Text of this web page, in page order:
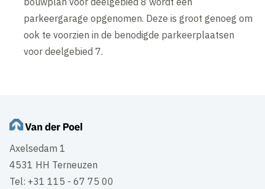
parkeergarage opgenomen. Deze is groot genoeg om
ook te voorzien in de benodigde parkeerplaatsen
voor deelgebied 7.
Axelsedam 1
4531 HH Terneuzen
Tel: +31 115 - 67 75 00